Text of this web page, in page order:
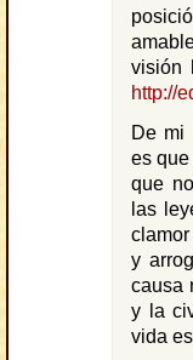
visión
http://
De mi
es
que
las
y
causa
y la
vida